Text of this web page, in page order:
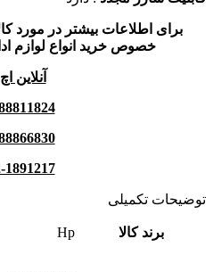
برای اطلاعات بیشتر در مورد
خصوص خرید انواع لوازم
آنلاین
1891217
توضیحات تکمیلی
برند کالا Hp